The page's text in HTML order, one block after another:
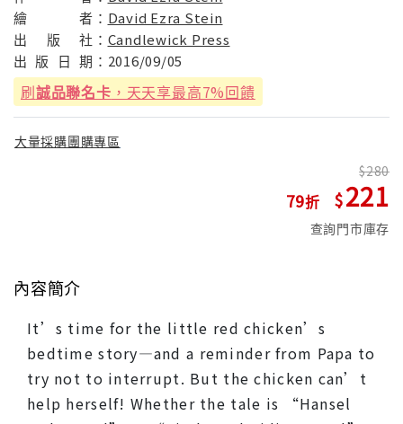
繪
者： David Ezra Stein
出
版 社： Candlewick Press
出 版 日 期： 2016/09/05
刷誠品聯名卡 ，天天享最高7%回饋
大量採購團購專區
79
280
221
查詢門市庫存
內容簡介
It’s time for the little red chicken’s
bedtime story—and a reminder from Papa to
try not to interrupt. But the chicken can’t
help herself! Whether the tale is “Hansel